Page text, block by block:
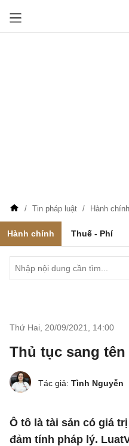
Tin pháp luật Hành chính
Hành chính Thuế - Phí
Thứ Hai, 20/09/2021 14:00
Thủ tục sang
Tác giả: Tình Nguyễn
Ô tô là tài sản có giá
đảm tính pháp lý.